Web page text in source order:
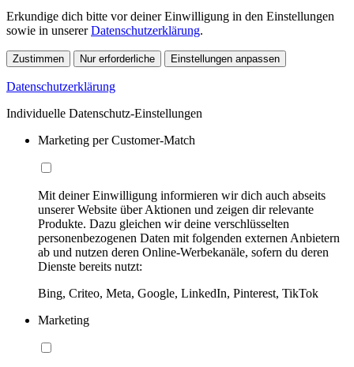
Erkundige dich bitte vor deiner Einwilligung in den Einstellungen
sowie in unsererDatenschutzerklärung.
Zustimmen Nur erforderliche Einstellungen anpassen
Datenschutzerklärung
Individuelle Datenschutz-Einstellungen
Marketing per Customer-Match
Mit deiner Einwilligung informieren wir dich auch abseits
unserer Website über Aktionen und zeigen dir relevante
Produkte. Dazu gleichen wir deine verschlüsselten
personenbezogenen Daten mit folgenden externen Anbietern
ab und nutzen deren Online-Werbekanäle, sofern du deren
Dienste bereits nutzt:
Bing, Criteo, Meta, Google, LinkedIn, Pinterest, TikTok
Marketing